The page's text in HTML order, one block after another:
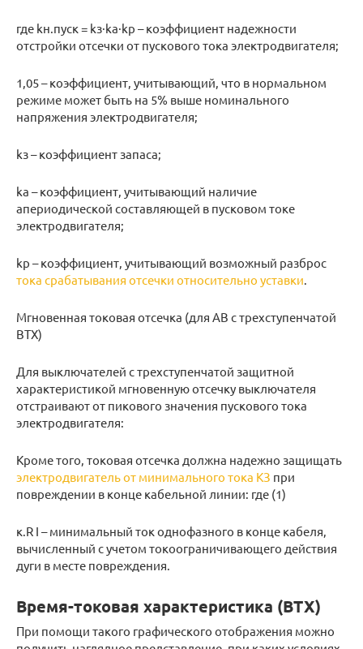
где kн.пуск = kз·kа·kр – коэффициент надежности
отстройки отсечки от пускового тока электродвигателя;
1,05 – коэффициент, учитывающий, что в нормальном
режиме может быть на 5% выше номинального
напряжения электродвигателя;
kз – коэффициент запаса;
kа – коэффициент, учитывающий наличие
апериодической составляющей в пусковом токе
электродвигателя;
kр – коэффициент, учитывающий возможный разброс
тока срабатывания отсечки относительно уставки.
Мгновенная токовая отсечка (для АВ с трехступенчатой
ВТХ)
Для выключателей с трехступенчатой защитной
характеристикой мгновенную отсечку выключателя
отстраивают от пикового значения пускового тока
электродвигателя:
Кроме того, токовая отсечка должна надежно защищать
электродвигатель от минимального тока КЗ при
повреждении в конце кабельной линии: где (1)
к.R I – минимальный ток однофазного в конце кабеля,
вычисленный с учетом токоограничивающего действия
дуги в месте повреждения.
Время-токовая характеристика (ВТХ)
При помощи такого графического отображения можно